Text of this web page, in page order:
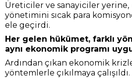
Üreticiler ve sanayiciler
yönetimini sıcak para
ele geçirdi.
Her gelen hükümet, farklı
aynı ekonomik programı
Ardından çıkan ekonomik
yöntemlerle çıkılmaya çalışıldı.